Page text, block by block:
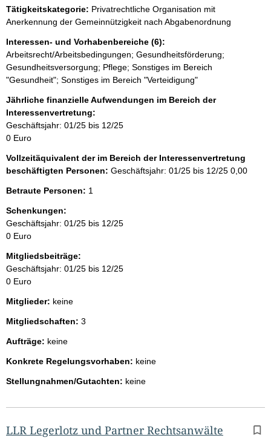
e
r
Tätigkeitskategorie: Privatrechtliche Organisation mit
Anerkennung der Gemeinnützigkeit nach Abgabenordnung
Interessen- und Vorhabenbereiche (6):
Arbeitsrecht/Arbeitsbedingungen; Gesundheitsförderung;
Gesundheitsversorgung; Pflege; Sonstiges im Bereich
"Gesundheit"; Sonstiges im Bereich "Verteidigung"
Jährliche finanzielle Aufwendungen im Bereich der
Interessenvertretung:
Geschäftsjahr: 01/25 bis 12/25
0 Euro
Vollzeitäquivalent der im Bereich der Interessenvertretung
beschäftigten Personen: Geschäftsjahr: 01/25 bis 12/25 0,00
Betraute Personen: 1
Schenkungen:
Geschäftsjahr: 01/25 bis 12/25
0 Euro
Mitgliedsbeiträge:
Geschäftsjahr: 01/25 bis 12/25
0 Euro
Mitglieder: keine
Mitgliedschaften: 3
Aufträge: keine
Konkrete Regelungsvorhaben: keine
Stellungnahmen/Gutachten: keine
LLR Legerlotz und Partner Rechtsanwälte